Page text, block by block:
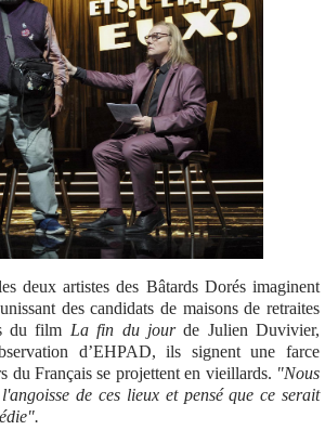
deux artistes des Bâtards Dorés imaginent
des candidats de maisons de retraites
du film La fin du jourde Julien Duvivier,
d’EHPAD, ils signent une farce
du Français se projettent en vieillards. "Nous
de ces lieux et pensé que ce serait